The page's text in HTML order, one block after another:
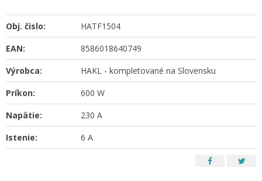
Obj. čislo:
HATF1504
EAN:
8586018640749
Výrobca:
HAKL - kompletované na Slovensku
Príkon:
600 W
Napätie:
230 A
Istenie:
6 A